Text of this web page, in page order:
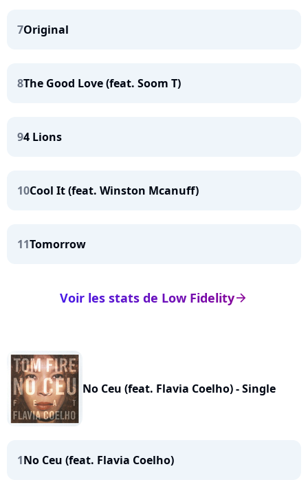
7Original
8The Good Love (feat. Soom T)
94 Lions
10Cool It (feat. Winston Mcanuff)
11Tomorrow
arrow_right
Voir les stats de Low Fidelity
No Ceu (feat. Flavia Coelho) - Single
1No Ceu (feat. Flavia Coelho)